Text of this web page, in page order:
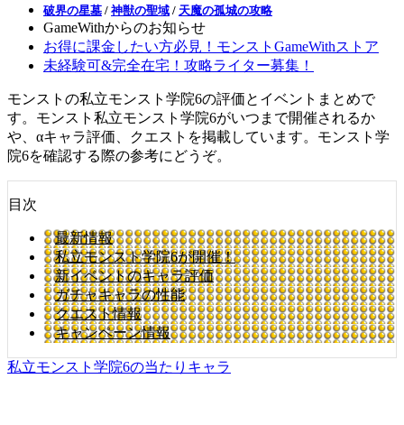
破界の星墓 / 神獣の聖域 / 天魔の孤城の攻略
GameWithからのお知らせ
お得に課金したい方必見！モンストGameWithストア
未経験可&完全在宅！攻略ライター募集！
モンストの私立モンスト学院6の評価とイベントまとめで
す。モンスト私立モンスト学院6がいつまで開催されるか
や、αキャラ評価、クエストを掲載しています。モンスト学
院6を確認する際の参考にどうぞ。
目次
最新情報
私立モンスト学院6が開催！
新イベントのキャラ評価
ガチャキャラの性能
クエスト情報
キャンペーン情報
私立モンスト学院6の当たりキャラ